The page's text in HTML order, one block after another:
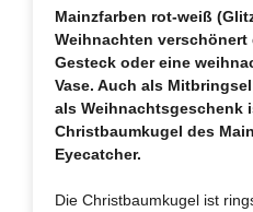
Mainzfarben rot-weiß
Weihnachten verschönert
Gesteck oder eine
Vase. Auch als
als Weihnachtsgeschenk
Christbaumkugel des
Eyecatcher.
Die Christbaumkugel ist